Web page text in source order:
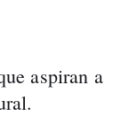
aspiran a